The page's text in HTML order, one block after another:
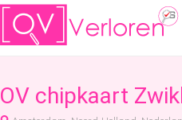
OV chipkaart